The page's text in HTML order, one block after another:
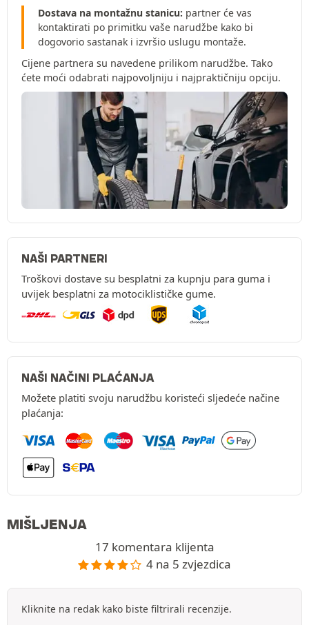
Dostava na montažnu stanicu: partner će vas
kontaktirati po primitku vaše narudžbe kako bi
dogovorio sastanak i izvršio uslugu montaže.
Cijene partnera su navedene prilikom narudžbe. Tako
ćete moći odabrati najpovoljniju i najpraktičniju opciju.
NAŠI PARTNERI
Troškovi dostave su besplatni za kupnju para guma i
uvijek besplatni za motociklističke gume.
NAŠI NAČINI PLAĆANJA
Možete platiti svoju narudžbu koristeći sljedeće načine
plaćanja:
MIŠLJENJA
17 komentara klijenta
4 na 5 zvjezdica
Kliknite na redak kako biste filtrirali recenzije.